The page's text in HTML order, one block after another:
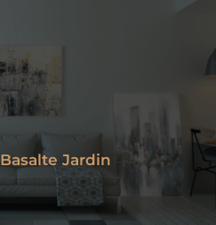
Basalte Jardin